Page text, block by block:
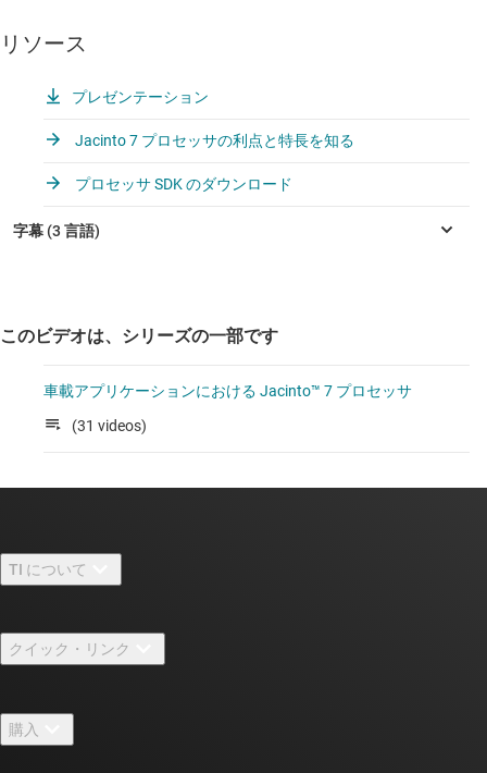
リソース
プレゼンテーション
Jacinto 7 プロセッサの利点と特長を知る
プロセッサ SDK のダウンロード
このビデオは、シリーズの一部です
車載アプリケーションにおける Jacinto™ 7 プロセッサ
(31 videos)
TI について
採用情報
ニュース
クイック・リンク
TI E2E™ 設計サポート・フォーラム
購入